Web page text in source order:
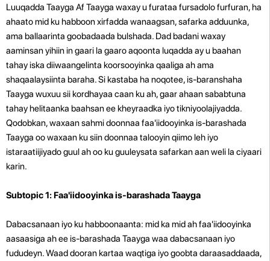
Luuqadda Taayga Af Taayga waxay u furataa fursadolo furfuran, ha
ahaato mid ku habboon xirfadda wanaagsan, safarka adduunka,
ama ballaarinta goobadaada bulshada. Dad badani waxay
aaminsan yihiin in gaari la gaaro aqoonta luqadda ay u baahan
tahay iska diiwaangelinta koorsooyinka qaaliga ah ama
shaqaalaysiinta baraha. Si kastaba ha noqotee, is-baranshaha
Taayga wuxuu sii kordhayaa caan ku ah, gaar ahaan sababtuna
tahay helitaanka baahsan ee kheyraadka iyo tikniyoolajiyadda.
Qodobkan, waxaan sahmi doonnaa faa'iidooyinka is-barashada
Taayga oo waxaan ku siin doonnaa talooyin qiimo leh iyo
istaraatiijiyado guul ah oo ku guuleysata safarkan aan weli la ciyaari
karin.
Subtopic 1: Faa'iidooyinka is-barashada Taayga
Dabacsanaan iyo ku habboonaanta: mid ka mid ah faa'iidooyinka
aasaasiga ah ee is-barashada Taayga waa dabacsanaan iyo
fududeyn. Waad dooran kartaa waqtiga iyo goobta daraasaddaada,